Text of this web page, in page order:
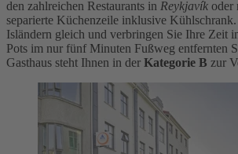
den zahlreichen Restaurants in Reykjavík oder
separierte Küchenzeile inklusive Kühlschrank.
Isländern gleich und verbringen Sie Ihre Zeit
Pots im nur fünf Minuten Fußweg entfernten
Gasthaus steht Ihnen in der Kategorie B zur